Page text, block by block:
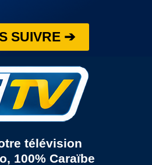
SUIVRE ➔
télévision
100% Caraïbe